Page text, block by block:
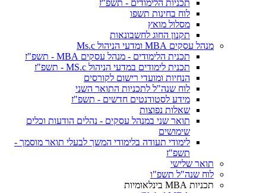
תכניות הלימודים - תשפ"ז
לוח בחינות תשפו
מסלול מואץ
תקנון החוג לחשבונאות
מנהל עסקים MBA ומדעי הניהול Ms.c
תכנית הלימודים - מנהל עסקים MBA - תשפ"ז
תכנית לימודים במדעי הניהול MS.c - תשפ"ז
הנחיות ומועדי רישום לקורסים
לוח שנה"ל לתכניות התואר השני
מידע לסטודנטים חדשים - תשפ"ז
שאלות נפוצות
תואר שני במנהל עסקים - נהלים הודעות וכלים
שימושים
לימודי תעודה בלימודי המשך לבעלי תואר מוסמך -
תשפ"ז
תואר שלישי
לוח שנה"ל תשפ"ו
תכניות MBA בינלאומיות